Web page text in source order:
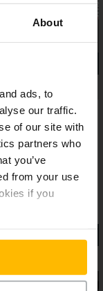
About
ads, to
our traffic.
of our site with
partners who
you’ve
from your use
if you